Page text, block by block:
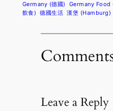
Germany (德國) Germany Food
飲食) 德國生活 漢堡 (Hamburg)
Leave a Reply